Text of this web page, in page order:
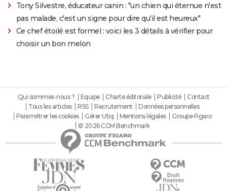
Tony Silvestre, éducateur canin : "un chien qui éternue n'est
pas malade, c'est un signe pour dire qu'il est heureux"
Ce chef étoilé est formel : voici les 3 détails à vérifier pour
choisir un bon melon
Qui sommes-nous ? Equipe Charte éditoriale Publicité
Contact
Tous les articles
RSS Recrutement
Données personnelles
Paramétrer les cookies
Gérer Utiq Mentions légales
Groupe Figaro
© 2026 CCM Benchmark